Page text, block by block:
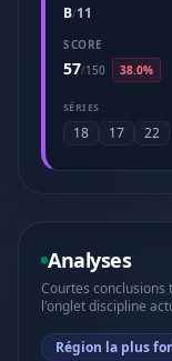
B/11
SCORE
57/150 38.0%
SÉRIES
18 17 22
Analyses
Courtes
l'onglet discipline
Région la plus